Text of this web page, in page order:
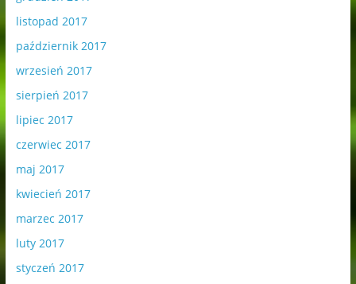
listopad 2017
październik 2017
wrzesień 2017
sierpień 2017
lipiec 2017
czerwiec 2017
maj 2017
kwiecień 2017
marzec 2017
luty 2017
styczeń 2017